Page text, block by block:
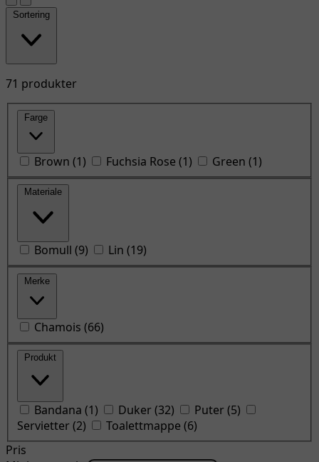
Sortering
71 produkter
Farge
Brown (1) Fuchsia Rose (1) Green (1)
Materiale
Bomull (9) Lin (19)
Merke
Chamois (66)
Produkt
Bandana (1) Duker(32) Puter(5)
Servietter(2) Toalettmappe (6)
Pris